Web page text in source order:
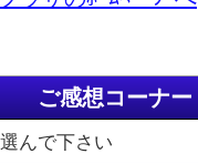
ご感想コーナー
んで下さい